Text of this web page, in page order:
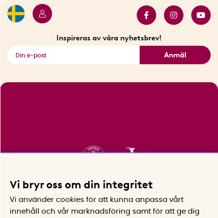
Inspireras av våra nyhetsbrev!
Anmäl
Vi bryr oss om din integritet
Vi använder cookies för att kunna anpassa vårt
innehåll och vår marknadsföring samt för att ge dig